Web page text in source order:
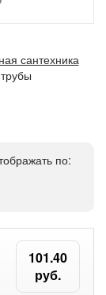
сантехника
по:
101.40
руб.